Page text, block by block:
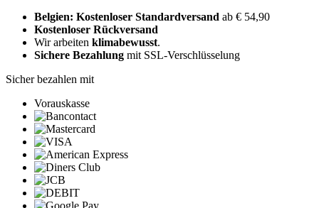
Belgien: Kostenloser Standardversand ab € 54,90
Kostenloser Rückversand
Wir arbeiten klimabewusst.
Sichere Bezahlung mit SSL-Verschlüsselung
Sicher bezahlen mit
Vorauskasse